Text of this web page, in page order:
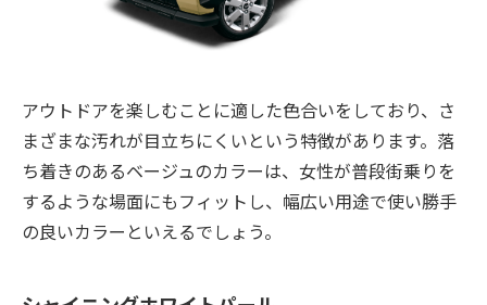
アウトドアを楽しむことに適した色合いをしており、さ
まざまな汚れが目立ちにくいという特徴があります。落
ち着きのあるベージュのカラーは、女性が普段街乗りを
するような場面にもフィットし、幅広い用途で使い勝手
の良いカラーといえるでしょう。